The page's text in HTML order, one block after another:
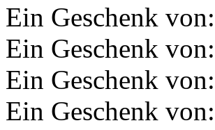
Ein Geschenk von:
Ein Geschenk von:
Ein Geschenk von:
Ein Geschenk von: